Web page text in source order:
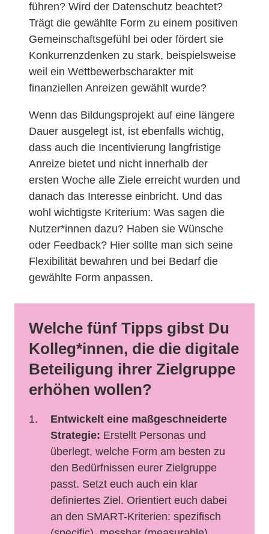
führen? Wird der Datenschutz beachtet?
Trägt die gewählte Form zu einem positiven
Gemeinschaftsgefühl bei oder fördert sie
Konkurrenzdenken zu stark, beispielsweise
weil ein Wettbewerbscharakter mit
finanziellen Anreizen gewählt wurde?
Wenn das Bildungsprojekt auf eine längere
Dauer ausgelegt ist, ist ebenfalls wichtig,
dass auch die Incentivierung langfristige
Anreize bietet und nicht innerhalb der
ersten Woche alle Ziele erreicht wurden und
danach das Interesse einbricht. Und das
wohl wichtigste Kriterium: Was sagen die
Nutzer*innen dazu? Haben sie Wünsche
oder Feedback? Hier sollte man sich seine
Flexibilität bewahren und bei Bedarf die
gewählte Form anpassen.
Welche fünf Tipps gibst Du
Kolleg*innen, die die digitale
Beteiligung ihrer Zielgruppe
erhöhen wollen?
Entwickelt eine maßgeschneiderte
Strategie: Erstellt Personas und
überlegt, welche Form am besten zu
den Bedürfnissen eurer Zielgruppe
passt. Setzt euch auch ein klar
definiertes Ziel. Orientiert euch dabei
an den SMART-Kriterien: spezifisch